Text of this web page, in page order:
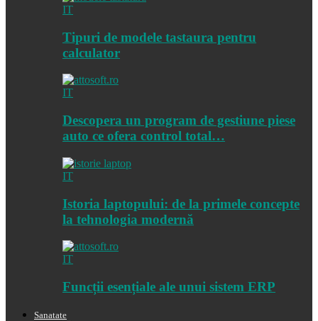
IT
Tipuri de modele tastaura pentru
calculator
IT
Descopera un program de gestiune piese
auto ce ofera control total…
IT
Istoria laptopului: de la primele concepte
la tehnologia modernă
IT
Funcții esențiale ale unui sistem ERP
Sanatate